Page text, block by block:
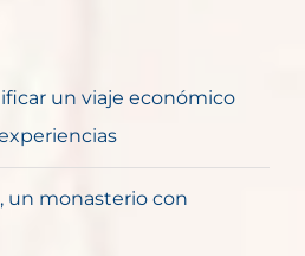
un viaje económico
un monasterio con